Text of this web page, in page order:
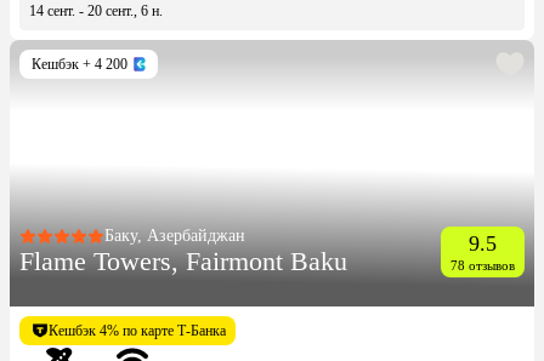
14 сент. - 20 сент., 6 н.
Кешбэк + 4 200
Баку, Азербайджан
Flame Towers, Fairmont Baku
9.5
78 отзывов
Кешбэк 4% по карте Т-Банка